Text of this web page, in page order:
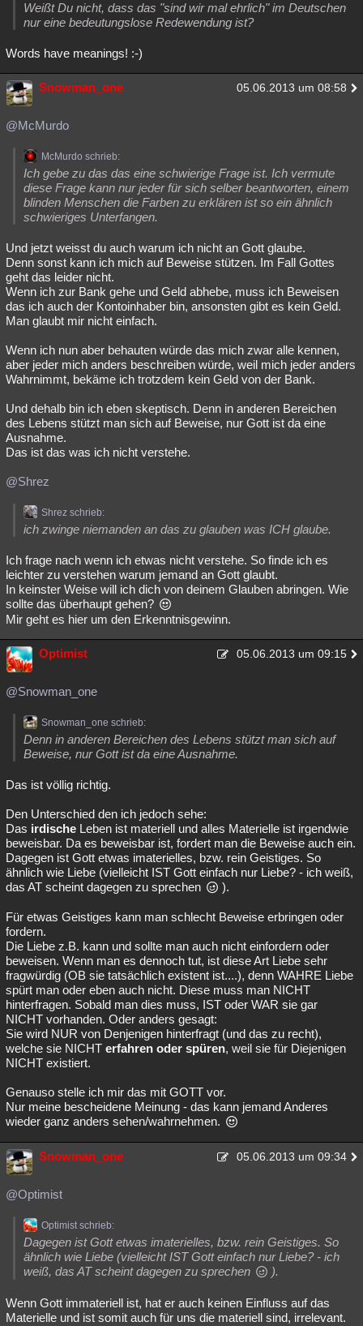
Weißt Du nicht, dass das "sind wir mal ehrlich" im Deutschen
nur eine bedeutungslose Redewendung ist?
Words have meanings! :-)
Snowman_one 05.06.2013 um 08:58
@McMurdo
McMurdo schrieb:
Ich gebe zu das das eine schwierige Frage ist. Ich vermute
diese Frage kann nur jeder für sich selber beantworten, einem
blinden Menschen die Farben zu erklären ist so ein ähnlich
schwieriges Unterfangen.
Und jetzt weisst du auch warum ich nicht an Gott glaube.
Denn sonst kann ich mich auf Beweise stützen. Im Fall Gottes
geht das leider nicht.
Wenn ich zur Bank gehe und Geld abhebe, muss ich Beweisen
das ich auch der Kontoinhaber bin, ansonsten gibt es kein Geld.
Man glaubt mir nicht einfach.
Wenn ich nun aber behauten würde das mich zwar alle kennen,
aber jeder mich anders beschreiben würde, weil mich jeder anders
Wahrnimmt, bekäme ich trotzdem kein Geld von der Bank.
Und dehalb bin ich eben skeptisch. Denn in anderen Bereichen
des Lebens stützt man sich auf Beweise, nur Gott ist da eine
Ausnahme.
Das ist das was ich nicht verstehe.
@Shrez
Shrez schrieb:
ich zwinge niemanden an das zu glauben was ICH glaube.
Ich frage nach wenn ich etwas nicht verstehe. So finde ich es
leichter zu verstehen warum jemand an Gott glaubt.
In keinster Weise will ich dich von deinem Glauben abringen. Wie
sollte das überhaupt gehen?
Mir geht es hier um den Erkenntnisgewinn.
Optimist 05.06.2013 um 09:15
@Snowman_one
Snowman_one schrieb:
Denn in anderen Bereichen des Lebens stützt man sich auf
Beweise, nur Gott ist da eine Ausnahme.
Das ist völlig richtig.
Den Unterschied den ich jedoch sehe:
Das irdische Leben ist materiell und alles Materielle ist irgendwie
beweisbar. Da es beweisbar ist, fordert man die Beweise auch ein.
Dagegen ist Gott etwas imaterielles, bzw. rein Geistiges. So
ähnlich wie Liebe (vielleicht IST Gott einfach nur Liebe? - ich weiß,
das AT scheint dagegen zu sprechen
).
Für etwas Geistiges kann man schlecht Beweise erbringen oder
fordern.
Die Liebe z.B. kann und sollte man auch nicht einfordern oder
beweisen. Wenn man es dennoch tut, ist diese Art Liebe sehr
fragwürdig (OB sie tatsächlich existent ist....), denn WAHRE Liebe
spürt man oder eben auch nicht. Diese muss man NICHT
hinterfragen. Sobald man dies muss, IST oder WAR sie gar
NICHT vorhanden. Oder anders gesagt:
Sie wird NUR von Denjenigen hinterfragt (und das zu recht),
welche sie NICHT erfahren oder spüren, weil sie für Diejenigen
NICHT existiert.
Genauso stelle ich mir das mit GOTT vor.
Nur meine bescheidene Meinung - das kann jemand Anderes
wieder ganz anders sehen/wahrnehmen.
Snowman_one 05.06.2013 um 09:34
@Optimist
Optimist schrieb:
Dagegen ist Gott etwas imaterielles, bzw. rein Geistiges. So
ähnlich wie Liebe (vielleicht IST Gott einfach nur Liebe? - ich
weiß, das AT scheint dagegen zu sprechen
).
Wenn Gott immateriell ist, hat er auch keinen Einfluss auf das
Materielle und ist somit auch für uns die materiell sind, irrelevant.